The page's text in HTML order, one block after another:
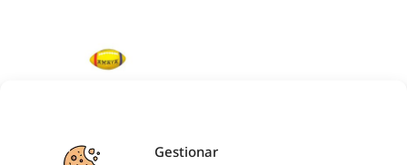
Gestionar
CELULAR PLUS